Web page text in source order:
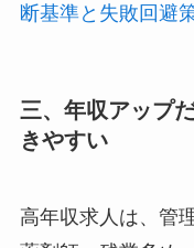
断基準と失敗回避
三、年収アップ
きやすい
高年収求人は、管